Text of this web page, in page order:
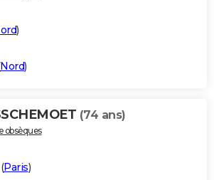
)
Nord)
(74 ans)
obsèques
(Paris)